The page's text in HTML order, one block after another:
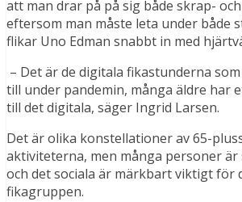
att man drar på på sig både skrap-
eftersom man måste leta under både
flikar Uno Edman snabbt in med
– Det är de digitala fikastunderna
till under pandemin, många äldre har
till det digitala, säger Ingrid Larsen.
Det är olika konstellationer av 65-
aktiviteterna, men många personer är
och det sociala är märkbart viktigt för
fikagruppen.